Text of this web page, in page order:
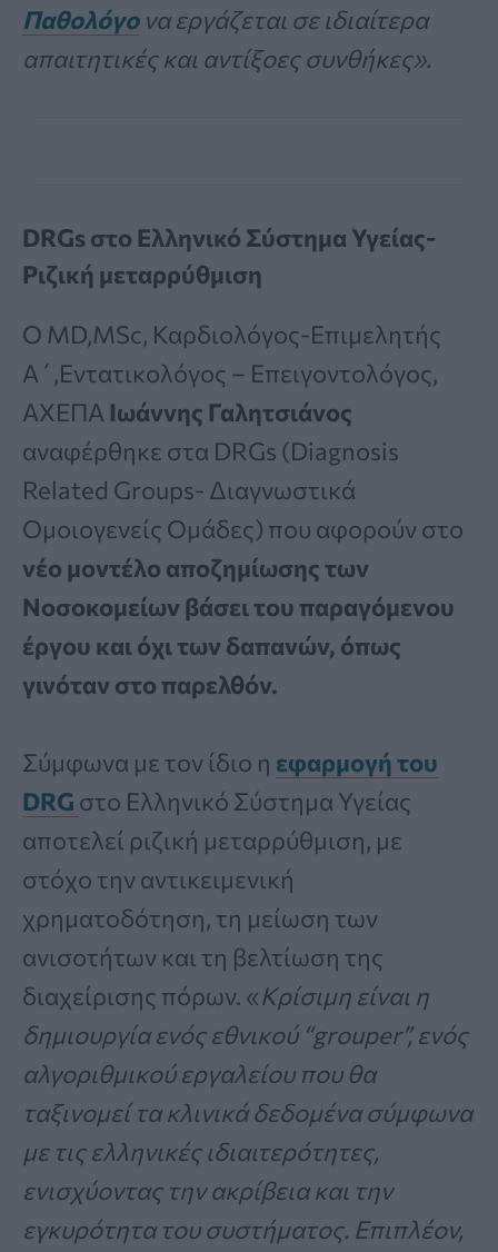
Παθολόγονα εργάζεται σε ιδιαίτερα
απαιτητικές και αντίξοες συνθήκες».
DRGs στο Ελληνικό Σύστημα Υγείας-
Ριζική μεταρρύθμιση
Ο MD,MSc, Καρδιολόγος-Επιμελητής
Α΄,Εντατικολόγος – Επειγοντολόγος,
ΑΧΕΠΑ Ιωάννης Γαλητσιάνος
αναφέρθηκε στα DRGs (Diagnosis
Related Groups- Διαγνωστικά
Ομοιογενείς Ομάδες) που αφορούν στο
νέο μοντέλο αποζημίωσης των
Νοσοκομείων βάσει του παραγόμενου
έργου και όχι των δαπανών, όπως
γινόταν στο παρελθόν.
Σύμφωνα με τον ίδιο η εφαρμογή του
DRG στο Ελληνικό Σύστημα Υγείας
αποτελεί ριζική μεταρρύθμιση, με
στόχο την αντικειμενική
χρηματοδότηση, τη μείωση των
ανισοτήτων και τη βελτίωση της
διαχείρισης πόρων. «Κρίσιμη είναι η
δημιουργία ενός εθνικού “grouper”, ενός
αλγοριθμικού εργαλείου που θα
ταξινομεί τα κλινικά δεδομένα σύμφωνα
με τις ελληνικές ιδιαιτερότητες,
ενισχύοντας την ακρίβεια και την
εγκυρότητα του συστήματος. Επιπλέον,